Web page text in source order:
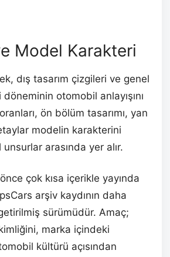
Model Karakteri
dış tasarım çizgileri ve genel
otomobil anlayışını
ön bölüm tasarımı, yan
modelin karakterini
arasında yer alır.
çok kısa içerikle yayında
arşiv kaydının daha
sürümüdür. Amaç;
marka içindeki
kültürü açısından